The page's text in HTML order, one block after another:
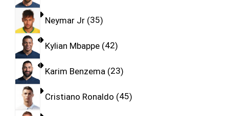
Neymar Jr 35
Kylian Mbappe 42
Karim Benzema 23
Cristiano Ronaldo 45